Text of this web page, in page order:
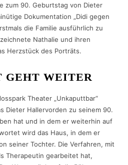
zum 90. Geburtstag von Dieter
Dokumentation „Didi gegen
die Familie ausführlich zu
Nathalie und ihren
Herzstück des Porträts.
GEHT WEITER
Theater „Unkaputtbar“
Dieter Hallervorden zu seinem 90.
hat und in dem er weiterhin auf
wird das Haus, in dem er
seiner Tochter. Die Verfahren, mit
Therapeutin gearbeitet hat,